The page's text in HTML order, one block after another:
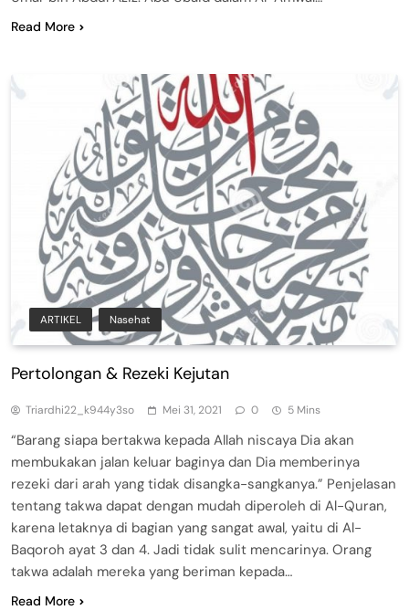
Read More
ARTIKEL Nasehat
Pertolongan & Rezeki Kejutan
Triardhi22_k944y3so Mei 31, 2021 0 5 Mins
“Barang siapa bertakwa kepada Allah niscaya Dia akan
membukakan jalan keluar baginya dan Dia memberinya
rezeki dari arah yang tidak disangka-sangkanya.” Penjelasan
tentang takwa dapat dengan mudah diperoleh di Al-Quran,
karena letaknya di bagian yang sangat awal, yaitu di Al-
Baqoroh ayat 3 dan 4. Jadi tidak sulit mencarinya. Orang
takwa adalah mereka yang beriman kepada…
Read More